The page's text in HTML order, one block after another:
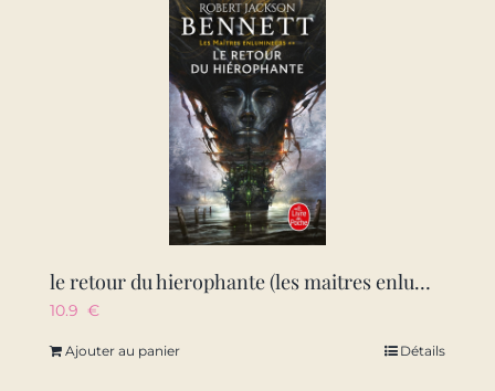
le retour du hierophante (les maitres enlumineurs, tome 2)
10.9 €
Ajouter au panier Détails